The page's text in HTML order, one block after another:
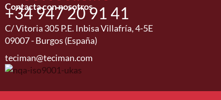
Contacta con nosotros
+34 947 20 91 41
C/ Vitoria 305 P.E. Inbisa Villafría, 4-5E
09007 - Burgos (España)
teciman@teciman.com